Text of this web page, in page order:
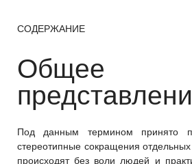
СОДЕРЖАНИЕ
Общее
Под данным термином принято
стереотипные сокращения
происходят без воли людей и